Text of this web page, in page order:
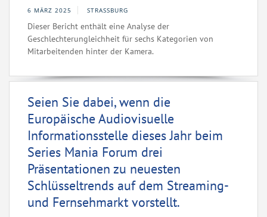
6 MÄRZ 2025 STRASSBURG
Dieser Bericht enthält eine Analyse der
Geschlechterungleichheit für sechs Kategorien von
Mitarbeitenden hinter der Kamera.
Seien Sie dabei, wenn die
Europäische Audiovisuelle
Informationsstelle dieses Jahr beim
Series Mania Forum drei
Präsentationen zu neuesten
Schlüsseltrends auf dem Streaming-
und Fernsehmarkt vorstellt.